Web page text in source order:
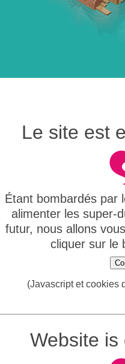
Le site est
Étant bombardés par
alimenter les super-
futur, nous allons
cliquer sur le
(Javascript et cookies
Website